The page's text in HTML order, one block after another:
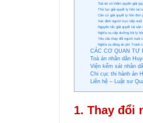
Toà án có thẩm quyền giải
Thủ tục giải quyết ly hôn tại
Căn cứ giải quyết ly hôn đơn
Xác định người trực tiếp nuôi
Nguyên tắc giải quyết tài sản
Nghĩa vụ cấp dưỡng khi ly
Yêu cầu thay đổi người nuôi
Nghĩa vụ đóng án phí Tranh
CÁC CƠ QUAN TƯ
Toà án nhân dân
Viện kểm sát nhân
Chi cục thi hành án
Liên hệ – Luật sư
1. Thay đổi